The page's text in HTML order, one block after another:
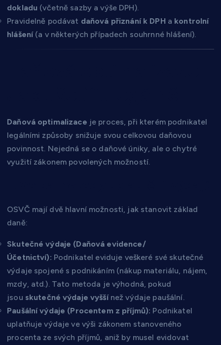
dokladu (včetně sazby a výše DPH).
Pravidelně podávat daňová přiznání k DPH a kontrolní
hlášení(a v některých případech souhrnné hlášení).
Daňová optimalizace je proces, při kterém podnikatel
legálními způsoby snižuje svou celkovou daňovou
povinnost. Nejedná se o daňové úniky, ale o chytré
využití zákonem povolených možností.
OSVČ mají dvě hlavní možnosti, jak stanovit základ
daně:
Skutečné výdaje (Daňová evidence/
Účetnictví): Podnikatel eviduje veškeré své skutečné
výdaje spojené s podnikáním (nákup materiálu, nájem,
mzdy, atd.). Tato metoda je výhodná, pokud
jsou skutečné výdaje vyššínež výdaje paušální.
Paušální výdaje (Procentem z příjmů): Podnikatel
uplatňuje výdaje ve výši zákonem stanoveného
procenta ze svých příjmů, aniž by musel evidovat